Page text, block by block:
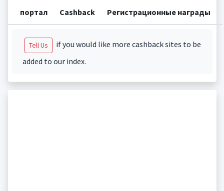
портал Cashback Регистрационные награды
Tell Us
if you would like more cashback sites to be
added to our index.